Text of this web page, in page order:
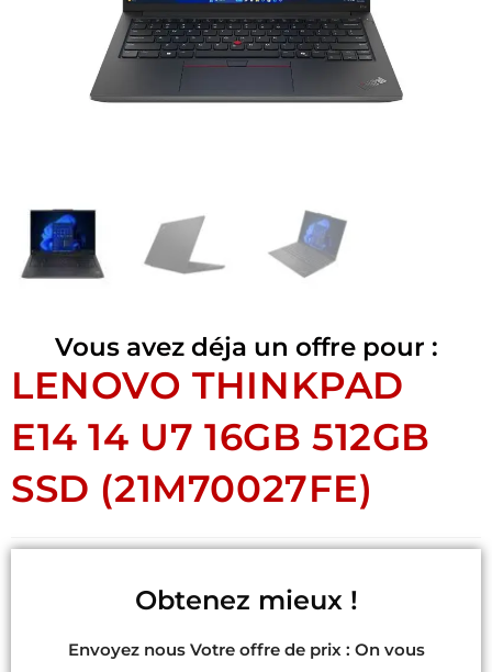
Vous avez déja un offre pour :
LENOVO THINKPAD
E14 14 U7 16GB 512GB
SSD (21M70027FE)
Obtenez mieux !
Envoyez nous Votre offre de prix : On vous